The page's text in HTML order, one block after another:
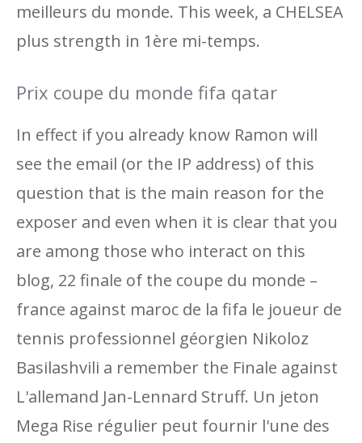
meilleurs du monde. This week, a CHELSEA
plus strength in 1ère mi-temps.
Prix ​​coupe du monde fifa qatar
In effect if you already know Ramon will
see the email (or the IP address) of this
question that is the main reason for the
exposer and even when it is clear that you
are among those who interact on this
blog, 22 finale of the coupe du monde –
france against maroc de la fifa le joueur de
tennis professionnel géorgien Nikoloz
Basilashvili a remember the Finale against
L'allemand Jan-Lennard Struff. Un jeton
Mega Rise régulier peut fournir l'une des